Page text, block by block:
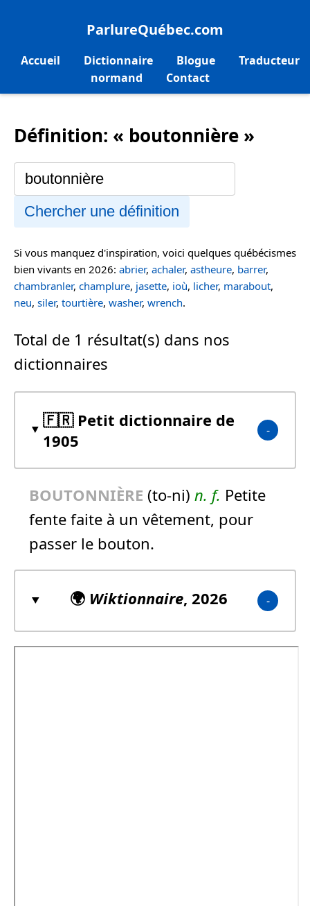
ParlureQuébec.com
Accueil Dictionnaire Blogue
Traducteur
normand
Contact
Définition: « boutonnière »
Chercher une définition
Si vous manquez d'inspiration, voici quelques québécismes
bien vivants en 2026: abrier, achaler, astheure, barrer,
chambranler, champlure, jasette, ioù, licher, marabout,
neu, siler, tourtière, washer, wrench.
Total de 1 résultat(s) dans nos
dictionnaires
🇫🇷 Petit dictionnaire de
1905
BOUTONNIÈRE (to-ni) n. f. Petite
fente faite à un vêtement, pour
passer le bouton.
🌍 Wiktionnaire, 2026